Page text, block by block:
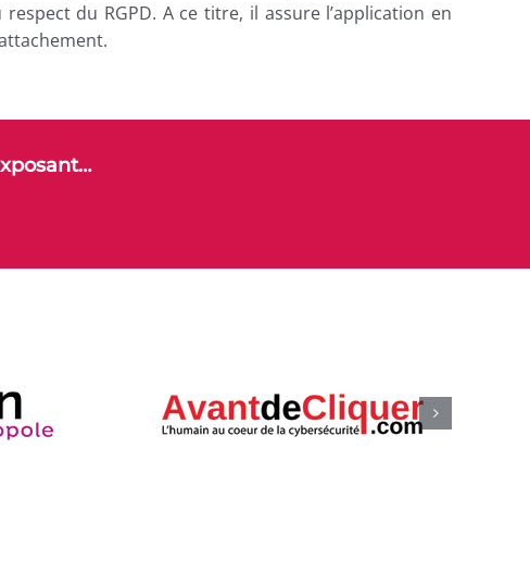
du RGPD. A ce titre, il assure l’application en